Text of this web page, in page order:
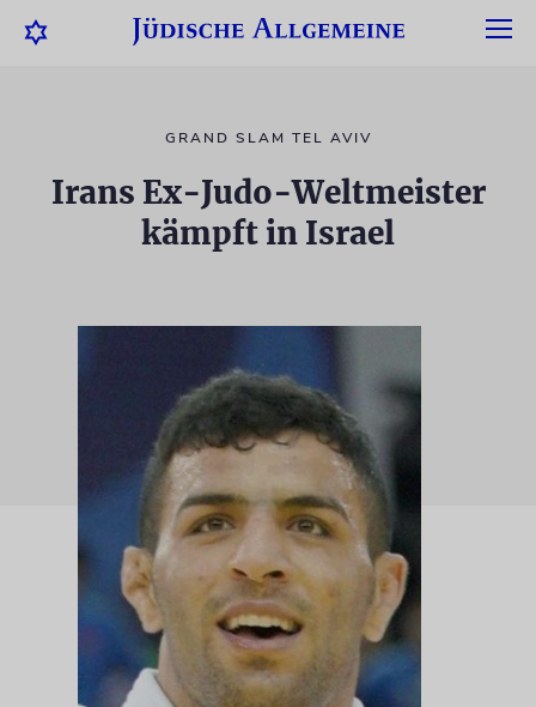
GRAND SLAM TEL AVIV
Irans Ex-Judo-Weltmeister
kämpft in Israel